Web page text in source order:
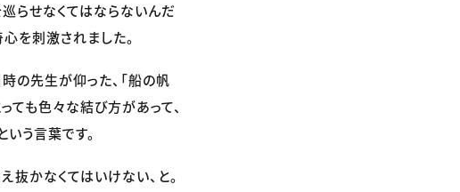
らせなくてはならないんだ
心を刺激されました。
の先生が仰った、「船の帆
ても色々な結び方があって、
う言葉です。
かなくてはいけない、と。